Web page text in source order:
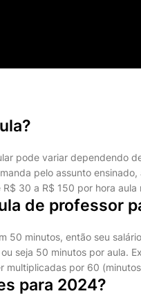
pode variar dependendo
pelo assunto
30 a R$ 150 por hora aula
de professor
50 minutos, então seu
seja 50 minutos por aula.
multiplicadas por 60
para 2024?